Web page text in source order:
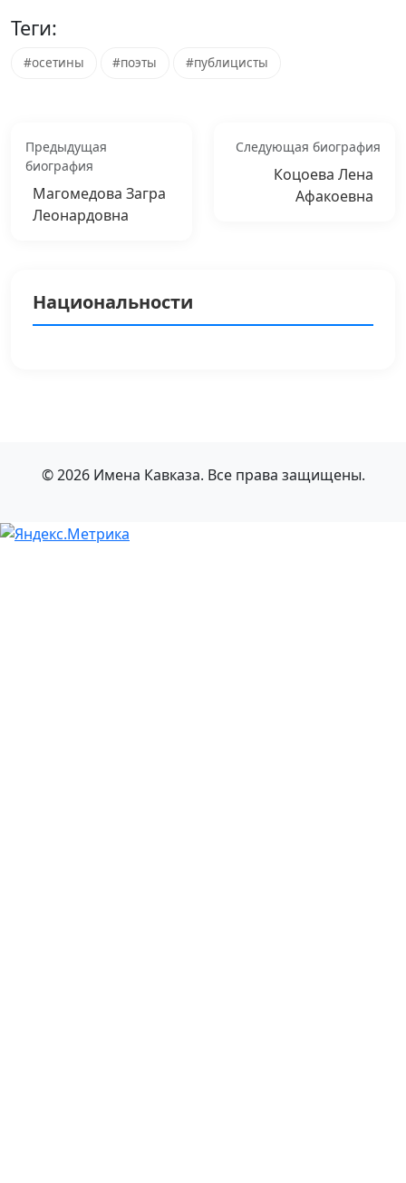
Теги:
#осетины #поэты #публицисты
Предыдущая
биография
Магомедова Загра
Леонардовна
Следующая биография
Коцоева Лена
Афакоевна
Национальности
© 2026 Имена Кавказа. Все права защищены.